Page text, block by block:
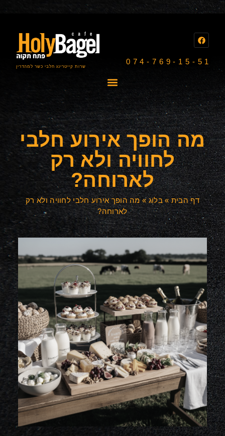
074-769-15-51
שרות קייטרינג חלבי כשר למהדרין
מה הופך אירוע חלבי
לחוויה ולא רק
לארוחה?
דף הבית»בלוג»מה הופך אירוע חלבי לחוויה ולא רק
לארוחה?